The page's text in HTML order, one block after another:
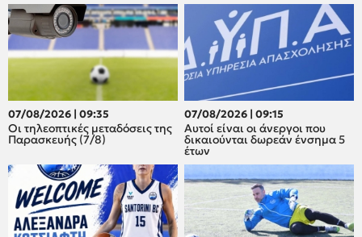
07/08/2026 | 09:35
Οι τηλεοπτικές μεταδόσεις της
Παρασκευής (7/8)
07/08/2026 | 09:15
Αυτοί είναι οι άνεργοι που
δικαιούνται δωρεάν ένσημα 5
έτων